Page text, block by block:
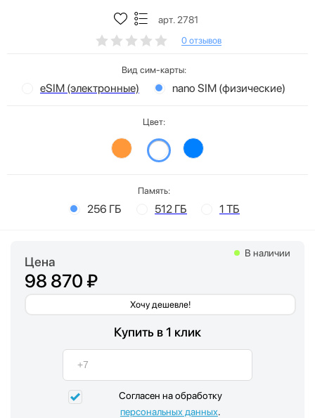
арт. 2781
0 отзывов
Вид сим-карты:
eSIM (электронные) nano SIM (физические)
Цвет:
Память:
256 ГБ 512 ГБ 1 ТБ
Цена
98 870 ₽
Хочу дешевле!
В наличии
Купить в 1 клик
Согласен на обработку
персональных данных.